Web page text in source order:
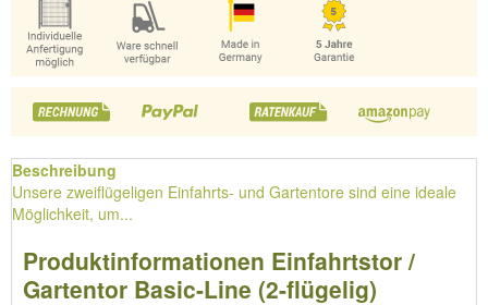
Beschreibung
Unsere zweiflügeligen Einfahrts- und Gartentore sind eine ideale
Möglichkeit, um...
Produktinformationen Einfahrtstor /
Gartentor Basic-Line (2-flügelig)